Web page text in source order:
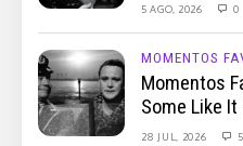
5 AGO, 2026 0
MOMENTOS
Momentos
Some Like It
28 JUL, 2026 5